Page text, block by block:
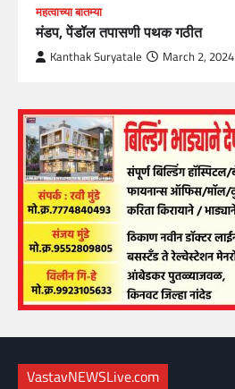
महत्वाच्या बातम्या
मंडप, पेंडॉल तपासणी पथक गठीत
Kanthak Suryatale March 2, 2024
VastavNEWSLive.com